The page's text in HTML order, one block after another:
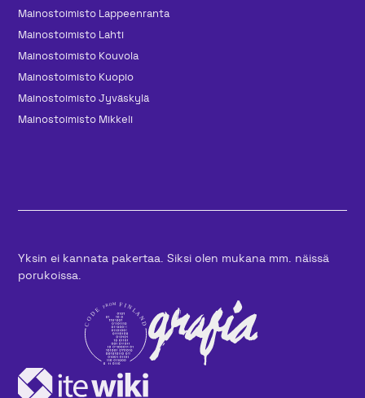
Mainos­toimisto Lappeenranta
Mainos­toimisto Lahti
Mainos­toimisto Kouvola
Mainos­toimisto Kuopio
Mainos­toimisto Jyväskylä
Mainos­toimisto Mikkeli
Yksin ei kannata pakertaa. Siksi olen mukana mm. näissä
porukoissa.